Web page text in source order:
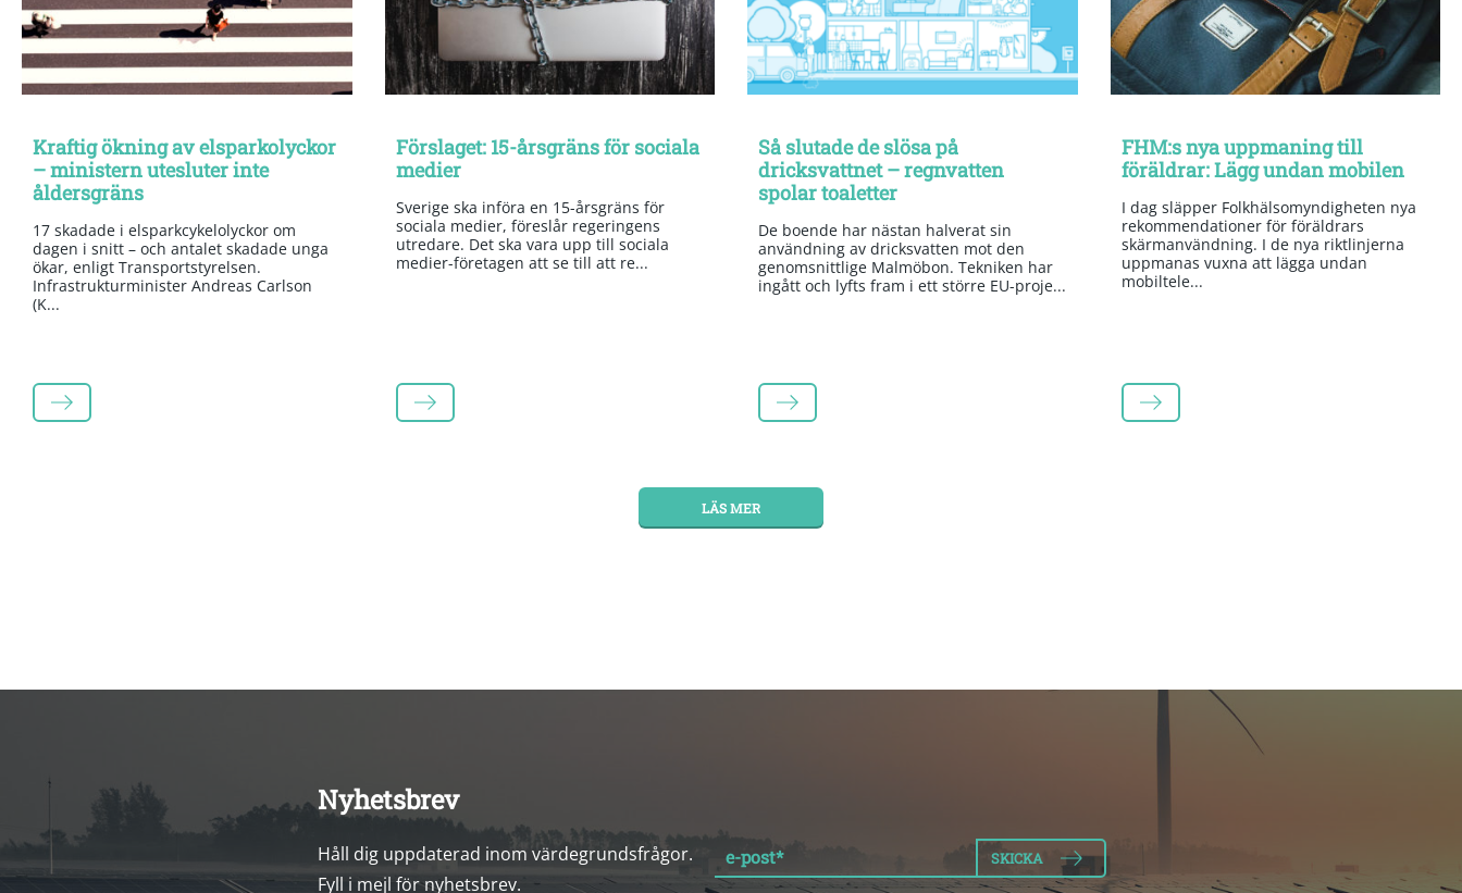
Kraftig ökning av elsparkolyckor
– ministern utesluter inte
åldersgräns
17 skadade i elsparkcykelolyckor om
dagen i snitt – och antalet skadade unga
ökar, enligt Transportstyrelsen.
Infrastrukturminister Andreas Carlson
(K...
LÄS MER
Förslaget: 15-årsgräns för sociala
medier
Sverige ska införa en 15-årsgräns för
sociala medier, föreslår regeringens
utredare. Det ska vara upp till sociala
medier-företagen att se till att re...
LÄS MER
Så slutade de slösa på
dricksvattnet – regnvatten
spolar toaletter
De boende har nästan halverat sin
användning av dricksvatten mot den
genomsnittlige Malmöbon. Tekniken har
ingått och lyfts fram i ett större EU-proje...
LÄS MER
FHM:s nya uppmaning till
föräldrar: Lägg undan mobilen
I dag släpper Folkhälsomyndigheten nya
rekommendationer för föräldrars
skärmanvändning. I de nya riktlinjerna
uppmanas vuxna att lägga undan
mobiltele...
LÄS MER
LÄS MER
Nyhetsbrev
Håll dig uppdaterad inom värdegrundsfrågor.
Fyll i mejl för nyhetsbrev.
e-post*